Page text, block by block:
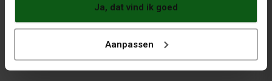
Ja, dat vind ik goed
Aanpassen